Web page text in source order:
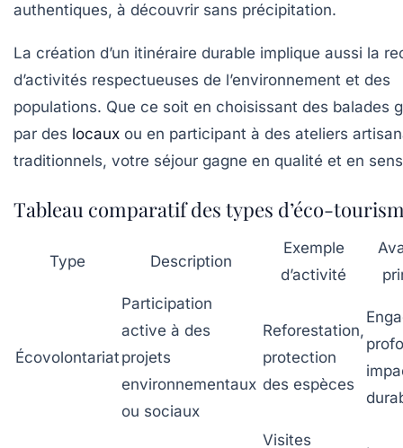
authentiques, à découvrir sans précipitation.
La création d’un itinéraire durable implique aussi la
d’activités respectueuses de l’environnement et des
populations. Que ce soit en choisissant des balades
par des locaux ou en participant à des ateliers
traditionnels, votre séjour gagne en qualité et en
Tableau comparatif des types d’éco-
Type Description
Exemple
d’activité
Écovolontariat
Participation
active à des
projets
environnementaux
ou sociaux
Reforestation,
protection
des espèces
Visites